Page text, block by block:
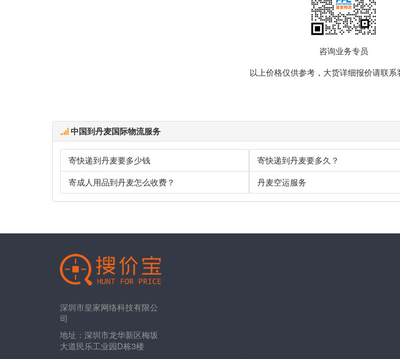
咨询业务专员
以上价格仅供参考，大货详细报价请联系
中国到丹麦国际物流服务
寄快递到丹麦要多少钱 寄快递到丹麦要多久？
寄成人用品到丹麦怎么收费？
丹麦空运服务
深圳市皇家网络科技有限公
司
地址：深圳市龙华新区梅坂
大道民乐工业园D栋3楼